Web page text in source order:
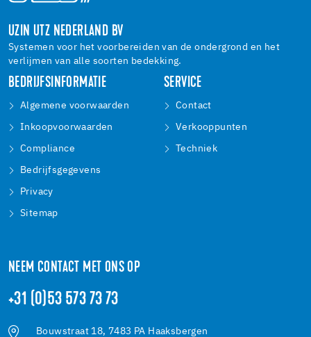
UZIN UTZ NEDERLAND BV
Systemen voor het voorbereiden van de ondergrond en het
verlijmen van alle soorten bedekking.
BEDRIJFSINFORMATIE
Algemene voorwaarden
Inkoopvoorwaarden
Compliance
Bedrijfsgegevens
Privacy
Sitemap
SERVICE
Contact
Verkooppunten
Techniek
NEEM CONTACT MET ONS OP
+31 (0)53 573 73 73
Bouwstraat 18, 7483 PA Haaksbergen